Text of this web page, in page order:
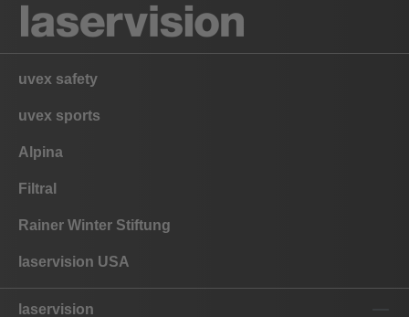
uvex safety
uvex sports
Alpina
Filtral
Rainer Winter Stiftung
laservision USA
laservision